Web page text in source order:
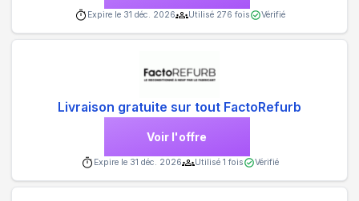
Expire le 31 déc. 2026 Utilisé 276 fois Vérifié
Livraison gratuite sur tout FactoRefurb
Voir l'offre
Expire le 31 déc. 2026 Utilisé 1 fois Vérifié